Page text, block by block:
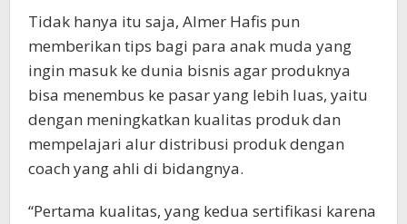
Tidak hanya itu saja, Almer Hafis pun
memberikan tips bagi para anak muda yang
ingin masuk ke dunia bisnis agar produknya
bisa menembus ke pasar yang lebih luas, yaitu
dengan meningkatkan kualitas produk dan
mempelajari alur distribusi produk dengan
coach yang ahli di bidangnya.
“Pertama kualitas, yang kedua sertifikasi karena